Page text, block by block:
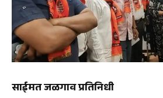
साईमत जळगाव प्रतिनिधी